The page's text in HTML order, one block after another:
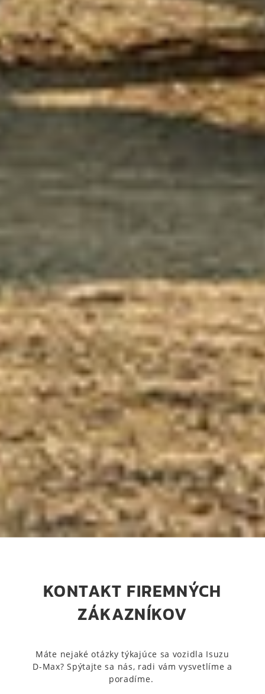
KONTAKT FIREMNÝCH
ZÁKAZNÍKOV
Máte nejaké otázky týkajúce sa vozidla Isuzu
D-Max? Spýtajte sa nás, radi vám vysvetlíme a
poradíme.